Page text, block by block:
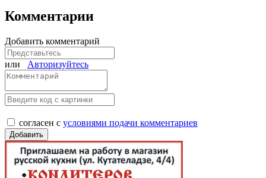
Комментарии
Добавить комментарий
или Авторизуйтесь
согласен с условиями подачи комментариев